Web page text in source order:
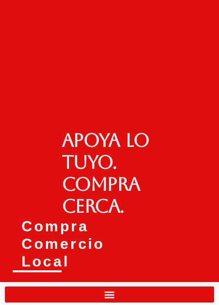
Apoya lo
tuyo.
Compra
cerca.
Compra
Comercio
Local